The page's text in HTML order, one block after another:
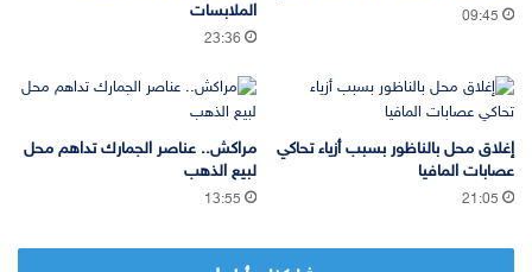
09:45
الملابسات
23:36
إغلاق محل بالناظور بسبب أزياء تحاكي
عصابات المافيا
21:05
مراكش.. عناصر الجمارك تداهم محل
لبيع الذهب
13:55